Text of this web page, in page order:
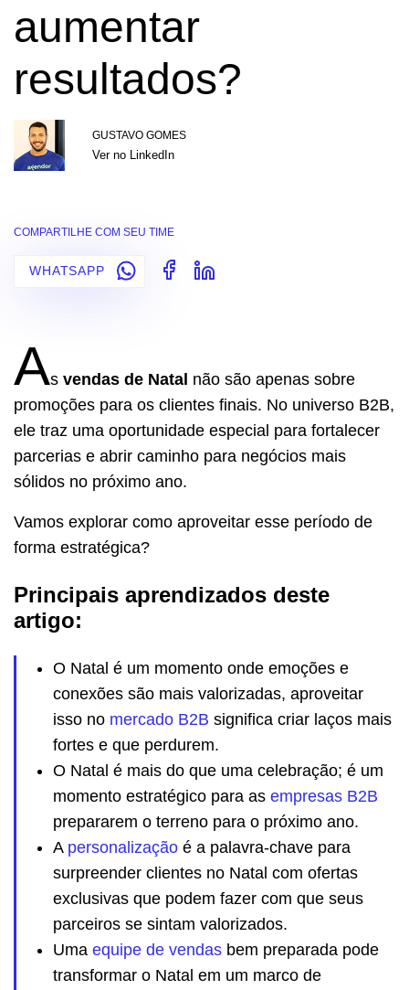
aumentar
resultados?
GUSTAVO GOMES
Ver no LinkedIn
COMPARTILHE COM SEU TIME
WHATSAPP
As vendas de Natal não são apenas sobre
promoções para os clientes finais. No universo B2B,
ele traz uma oportunidade especial para fortalecer
parcerias e abrir caminho para negócios mais
sólidos no próximo ano.
Vamos explorar como aproveitar esse período de
forma estratégica?
Principais aprendizados deste
artigo:
O Natal é um momento onde emoções e
conexões são mais valorizadas, aproveitar
isso no mercado B2B significa criar laços mais
fortes e que perdurem.
O Natal é mais do que uma celebração; é um
momento estratégico para as empresas B2B
prepararem o terreno para o próximo ano.
A personalização é a palavra-chave para
surpreender clientes no Natal com ofertas
exclusivas que podem fazer com que seus
parceiros se sintam valorizados.
Uma equipe de vendas bem preparada pode
transformar o Natal em um marco de